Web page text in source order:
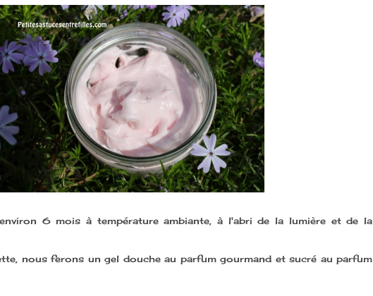
6 mois à température ambiante, à l'abri de la lumière et de la
nous ferons un gel douche au parfum gourmand et sucré au parfum